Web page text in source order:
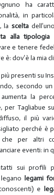
ha
in
lascelta
alla tipologia
e tenere
è: dov’è la mia
presenti su
secondo
la
per Tagliabue
il più
perché è
per altri
eventi: in
sui profili
legami
e